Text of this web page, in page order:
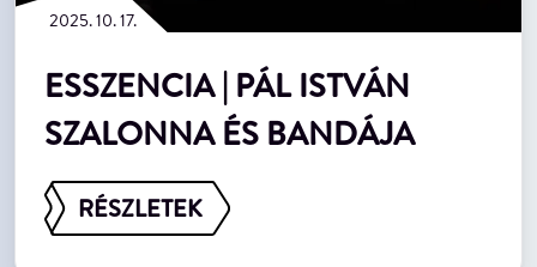
2025. 10. 17.
ESSZENCIA | PÁL ISTVÁN
SZALONNA ÉS BANDÁJA
RÉSZLETEK